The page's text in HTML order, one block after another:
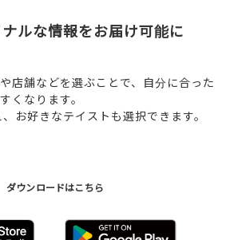
ルな情報をお届け可能に
店舗などを選ぶことで、自分に合った
くなります。
お好きなテイストも選択できます。
ダウンロードはこちら